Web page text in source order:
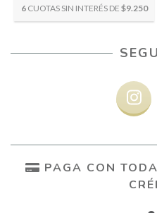
6 CUOTAS SIN INTERÉS DE $9.250
PAGA CON